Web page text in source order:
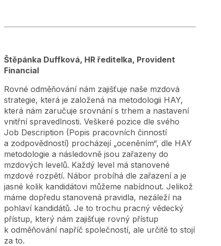
Štěpánka Duffková, HR ředitelka, Provident
Financial
Rovné odměňování nám zajišťuje naše mzdová
strategie, která je založená na metodologii HAY,
která nám zaručuje srovnání s trhem a nastavení
vnitřní spravedlnosti. Veškeré pozice dle svého
Job Description (Popis pracovních činností
a zodpovědností) procházejí „oceněním“, dle HAY
metodologie a následovně jsou zařazeny do
mzdových levelů. Každý level má stanovené
mzdové rozpětí. Nábor probíhá dle zařazení a je
jasné kolik kandidátovi můžeme nabídnout. Jelikož
máme dopředu stanovená pravidla, nezáleží na
pohlaví kandidátů. Je to trochu pracný vědecký
přístup, který nám zajišťuje rovný přístup
k odměňování napříč společností, ale určitě to stojí
za to.